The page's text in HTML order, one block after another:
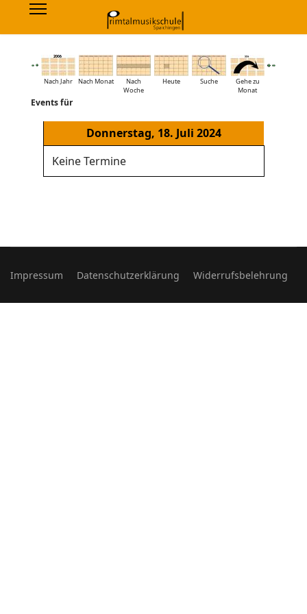
Nach Jahr Nach Monat
Nach
Woche
Heute Suche
Gehe zu
Monat
Events für
Donnerstag, 18. Juli 2024
Keine Termine
Impressum Datenschutzerklärung Widerrufsbelehrung